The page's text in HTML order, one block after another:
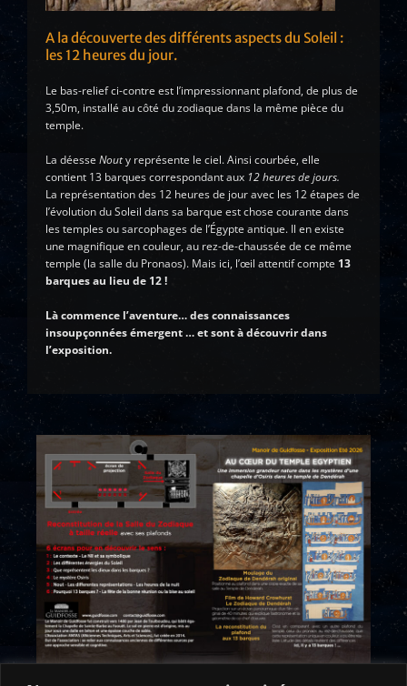
A la découverte des différents aspects du Soleil :
les 12 heures du jour.
Le bas-relief ci-contre est l’impressionnant plafond, de plus de
3,50m, installé au côté du zodiaque dans la même pièce du
temple.
La déesse Nouty représente le ciel. Ainsi courbée, elle
contient 13 barques correspondant aux 12 heures de jours.
La représentation des 12 heures de jour avec les 12 étapes de
l’évolution du Soleil dans sa barque est chose courante dans
les temples ou sarcophages de l’Égypte antique. Il en existe
une magnifique en couleur, au rez-de-chaussée de ce même
temple (la salle du Pronaos). Mais ici, l’œil attentif compte 13
barques au lieu de 12 !
Là commence l’aventure… des connaissances
insoupçonnées émergent … et sont à découvrir dans
l’exposition.